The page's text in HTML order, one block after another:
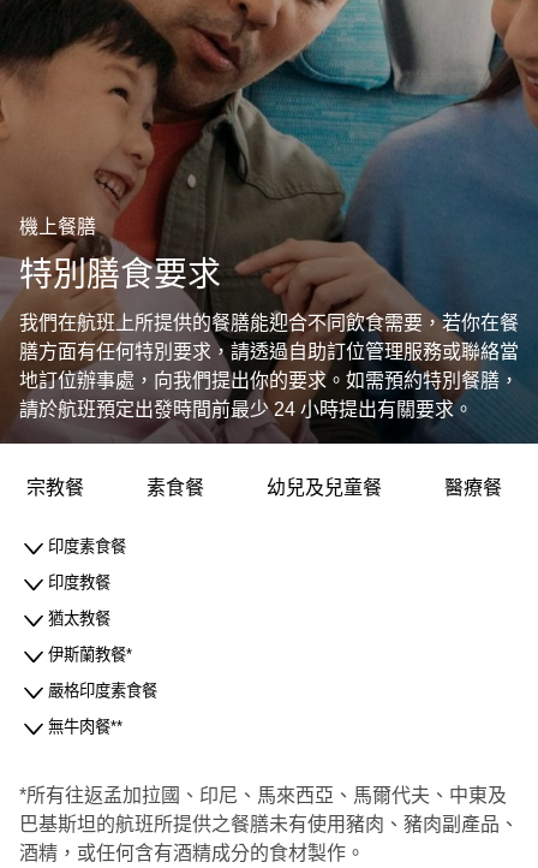
機上餐膳
特別膳食要求
我們在航班上所提供的餐膳能迎合不同飲食需要，若你在餐
膳方面有任何特別要求，請透過自助訂位管理服務或聯絡當
地訂位辦事處，向我們提出你的要求。如需預約特別餐膳，
請於航班預定出發時間前最少 24 小時提出有關要求。
宗教餐 素食餐 幼兒及兒童餐 醫療餐
印度素食餐
印度教餐
猶太教餐
伊斯蘭教餐*
嚴格印度素食餐
無牛肉餐**
*所有往返孟加拉國、印尼、馬來西亞、馬爾代夫、中東及
巴基斯坦的航班所提供之餐膳未有使用豬肉、豬肉副產品、
酒精，或任何含有酒精成分的食材製作。